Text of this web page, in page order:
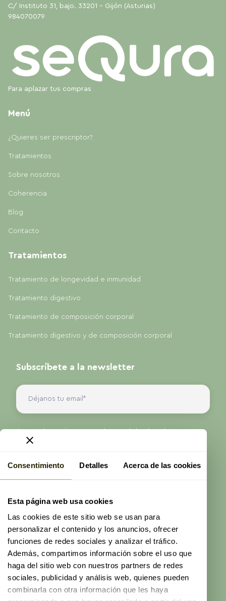
Consentimiento Detalles Acerca de las cookies
Esta página web usa cookies
Las cookies de este sitio web se usan para
personalizar el contenido y los anuncios, ofrecer
funciones de redes sociales y analizar el tráfico.
Además, compartimos información sobre el uso que
haga del sitio web con nuestros partners de redes
sociales, publicidad y análisis web, quienes pueden
combinarla con otra información que les haya
C/ Instituto 31, bajo. 33201 - Gijón (Asturias)
984070079
Para aplazar tus compras
Menú
¿Quieres ser prescriptor?
Tratamientos
Sobre nosotros
Coherencia
Blog
Contacto
Tratamientos
Tratamiento de longevidad e inmunidad
Tratamiento digestivo
Tratamiento de composición corporal
Tratamiento digestivo y de composición corporal
Subscríbete a la newsletter
Antes de enviarnos sus datos, debe leer la
información sobre protección de datos que se
He leído y acepto lapolítica de privacidadde
ProAge
Enviar
© 2026 ProAge